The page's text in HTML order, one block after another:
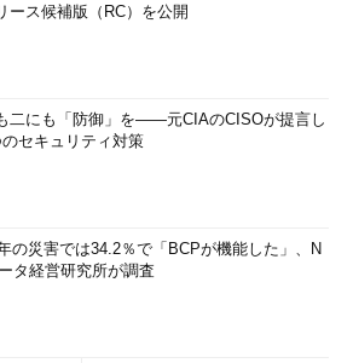
ース候補版（RC）を公開
二にも「防御」を――元CIAのCISOが提言し
のセキュリティ対策
の災害では34.2％で「BCPが機能した」、N
タ経営研究所が調査